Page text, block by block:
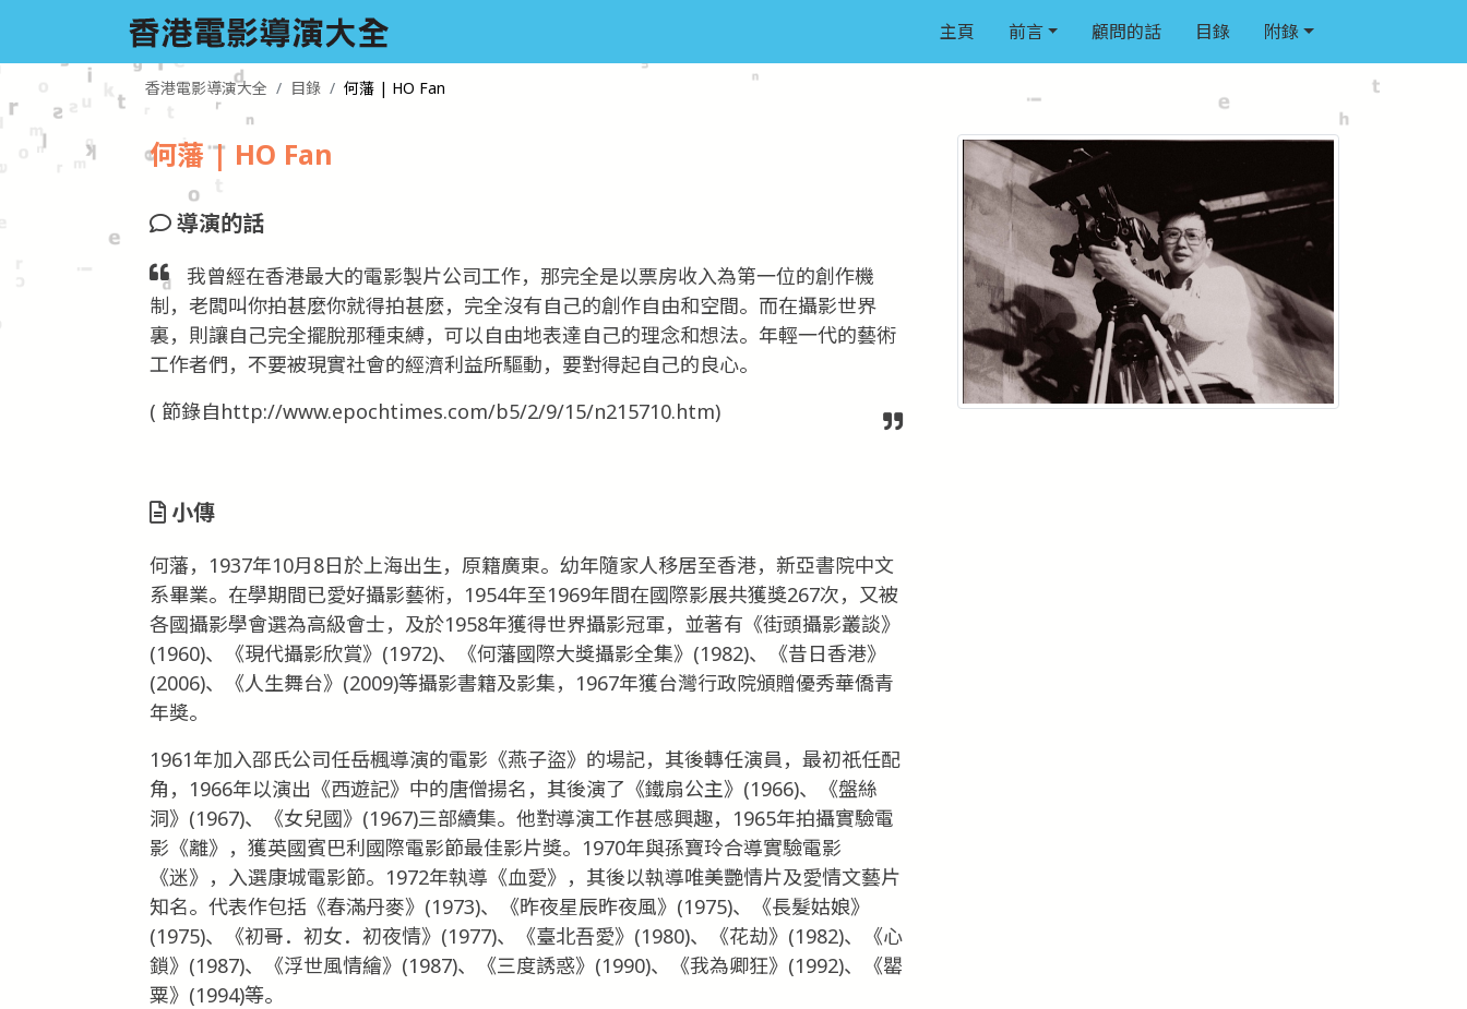
主頁 前言 顧問的話 目錄 附錄
香港電影導演大全 目錄 何藩 | HO Fan
何藩 | HO Fan
導演的話
我曾經在香港最大的電影製片公司工作，那完全是以票房收入為第一位的創作機
制，老闆叫你拍甚麼你就得拍甚麼，完全沒有自己的創作自由和空間。而在攝影世界
裏，則讓自己完全擺脫那種束縛，可以自由地表達自己的理念和想法。年輕一代的藝術
工作者們，不要被現實社會的經濟利益所驅動，要對得起自己的良心。
( 節錄自http://www.epochtimes.com/b5/2/9/15/n215710.htm)
小傳
何藩，1937年10月8日於上海出生，原籍廣東。幼年隨家人移居至香港，新亞書院中文
系畢業。在學期間已愛好攝影藝術，1954年至1969年間在國際影展共獲獎267次，又被
各國攝影學會選為高級會士，及於1958年獲得世界攝影冠軍，並著有《街頭攝影叢談》
(1960)、《現代攝影欣賞》(1972)、《何藩國際大獎攝影全集》(1982)、《昔日香港》
(2006)、《人生舞台》(2009)等攝影書籍及影集，1967年獲台灣行政院頒贈優秀華僑青
年獎。
1961年加入邵氏公司任岳楓導演的電影《燕子盜》的場記，其後轉任演員，最初祇任配
角，1966年以演出《西遊記》中的唐僧揚名，其後演了《鐵扇公主》(1966)、《盤絲
洞》(1967)、《女兒國》(1967)三部續集。他對導演工作甚感興趣，1965年拍攝實驗電
影《離》，獲英國賓巴利國際電影節最佳影片獎。1970年與孫寶玲合導實驗電影
《迷》，入選康城電影節。1972年執導《血愛》，其後以執導唯美艷情片及愛情文藝片
知名。代表作包括《春滿丹麥》(1973)、《昨夜星辰昨夜風》(1975)、《長髮姑娘》
(1975)、《初哥．初女．初夜情》(1977)、《臺北吾愛》(1980)、《花劫》(1982)、《心
鎖》(1987)、《浮世風情繪》(1987)、《三度誘惑》(1990)、《我為卿狂》(1992)、《罌
粟》(1994)等。